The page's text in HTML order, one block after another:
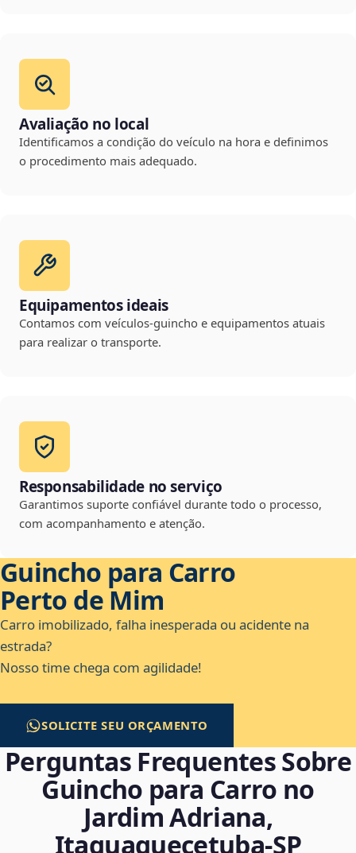
Avaliação no local
Identificamos a condição do veículo na hora e definimos
o procedimento mais adequado.
Equipamentos ideais
Contamos com veículos-guincho e equipamentos atuais
para realizar o transporte.
Responsabilidade no serviço
Garantimos suporte confiável durante todo o processo,
com acompanhamento e atenção.
Guincho para Carro
Perto de Mim
Carro imobilizado, falha inesperada ou acidente na
estrada?
Nosso time chega com agilidade!
SOLICITE SEU ORÇAMENTO
Perguntas Frequentes Sobre
Guincho para Carro no
Jardim Adriana,
Itaquaquecetuba‑SP